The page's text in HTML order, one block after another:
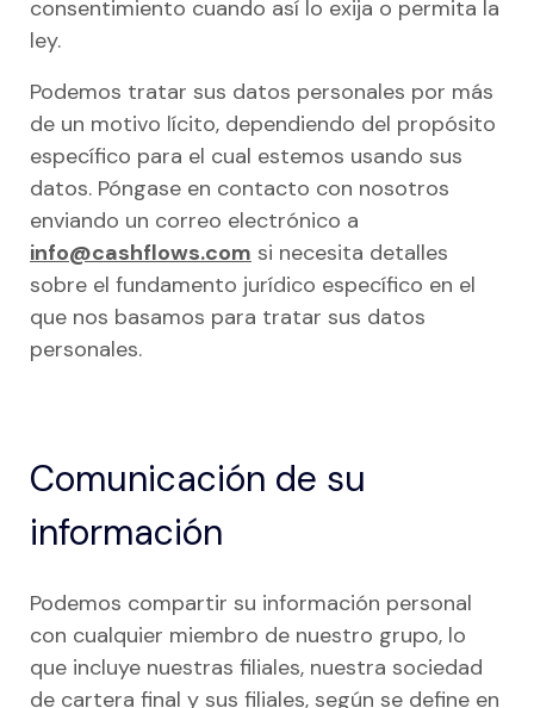
consentimiento cuando así lo exija o permita la
ley.
Podemos tratar sus datos personales por más
de un motivo lícito, dependiendo del propósito
específico para el cual estemos usando sus
datos. Póngase en contacto con nosotros
enviando un correo electrónico a
info@cashflows.com si necesita detalles
sobre el fundamento jurídico específico en el
que nos basamos para tratar sus datos
personales.
Comunicación de su
información
Podemos compartir su información personal
con cualquier miembro de nuestro grupo, lo
que incluye nuestras filiales, nuestra sociedad
de cartera final y sus filiales, según se define en